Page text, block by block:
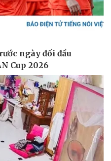
Ô tô - Xe máy
Ô tô
Xe máy
Tư vấn